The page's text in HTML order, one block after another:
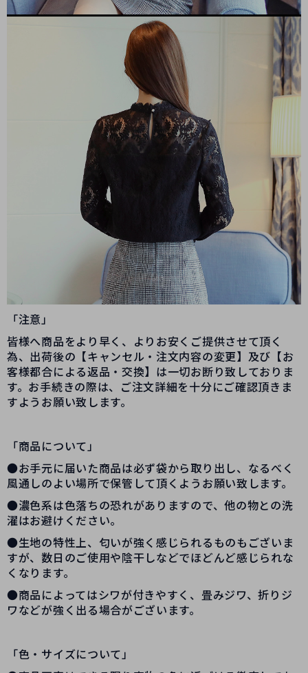
「注意」
皆様へ商品をより早く、よりお安くご提供させて頂く
為、出荷後の【キャンセル・注文内容の変更】及び【お
客様都合による返品・交換】は一切お断り致しておりま
す。お手続きの際は、ご注文詳細を十分にご確認頂きま
すようお願い致します。
「商品について」
●お手元に届いた商品は必ず袋から取り出し、なるべく
風通しのよい場所で保管して頂くようお願い致します。
●濃色系は色落ちの恐れがありますので、他の物との洗
濯はお避けください。
●生地の特性上、匂いが強く感じられるものもございま
すが、数日のご使用や陰干しなどでほどんど感じられな
くなります。
●商品によってはシワが付きやすく、畳みジワ、折りジ
ワなどが強く出る場合がございます。
「色・サイズについて」